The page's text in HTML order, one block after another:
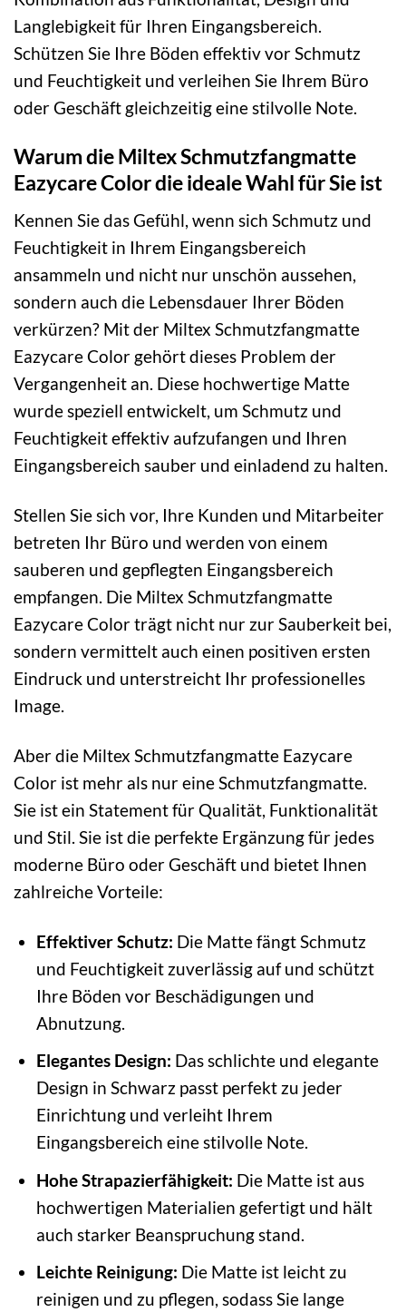
Langlebigkeit für Ihren Eingangsbereich.
Schützen Sie Ihre Böden effektiv vor Schmutz
und Feuchtigkeit und verleihen Sie Ihrem Büro
oder Geschäft gleichzeitig eine stilvolle Note.
Warum die Miltex Schmutzfangmatte
Eazycare Color die ideale Wahl für Sie ist
Kennen Sie das Gefühl, wenn sich Schmutz und
Feuchtigkeit in Ihrem Eingangsbereich
ansammeln und nicht nur unschön aussehen,
sondern auch die Lebensdauer Ihrer Böden
verkürzen? Mit der Miltex Schmutzfangmatte
Eazycare Color gehört dieses Problem der
Vergangenheit an. Diese hochwertige Matte
wurde speziell entwickelt, um Schmutz und
Feuchtigkeit effektiv aufzufangen und Ihren
Eingangsbereich sauber und einladend zu halten.
Stellen Sie sich vor, Ihre Kunden und Mitarbeiter
betreten Ihr Büro und werden von einem
sauberen und gepflegten Eingangsbereich
empfangen. Die Miltex Schmutzfangmatte
Eazycare Color trägt nicht nur zur Sauberkeit bei,
sondern vermittelt auch einen positiven ersten
Eindruck und unterstreicht Ihr professionelles
Image.
Aber die Miltex Schmutzfangmatte Eazycare
Color ist mehr als nur eine Schmutzfangmatte.
Sie ist ein Statement für Qualität, Funktionalität
und Stil. Sie ist die perfekte Ergänzung für jedes
moderne Büro oder Geschäft und bietet Ihnen
zahlreiche Vorteile:
Effektiver Schutz: Die Matte fängt Schmutz
und Feuchtigkeit zuverlässig auf und schützt
Ihre Böden vor Beschädigungen und
Abnutzung.
Elegantes Design: Das schlichte und elegante
Design in Schwarz passt perfekt zu jeder
Einrichtung und verleiht Ihrem
Eingangsbereich eine stilvolle Note.
Hohe Strapazierfähigkeit: Die Matte ist aus
hochwertigen Materialien gefertigt und hält
auch starker Beanspruchung stand.
Leichte Reinigung: Die Matte ist leicht zu
reinigen und zu pflegen, sodass Sie lange